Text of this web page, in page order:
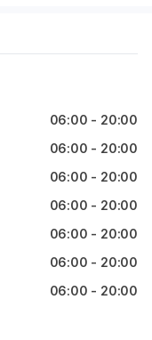
06:00 - 20:00
06:00 - 20:00
06:00 - 20:00
06:00 - 20:00
06:00 - 20:00
06:00 - 20:00
06:00 - 20:00